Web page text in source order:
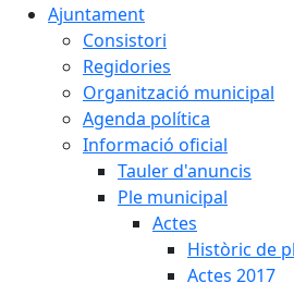
Ajuntament
Consistori
Regidories
Organització municipal
Agenda política
Informació oficial
Tauler d'anuncis
Ple municipal
Actes
Històric de
Actes 2017